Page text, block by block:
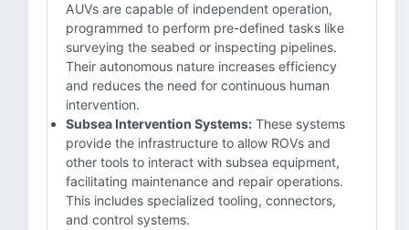
AUVs are capable of independent operation,
programmed to perform pre-defined tasks like
surveying the seabed or inspecting pipelines.
Their autonomous nature increases efficiency
and reduces the need for continuous human
intervention.
Subsea Intervention Systems: These systems
provide the infrastructure to allow ROVs and
other tools to interact with subsea equipment,
facilitating maintenance and repair operations.
This includes specialized tooling, connectors,
and control systems.